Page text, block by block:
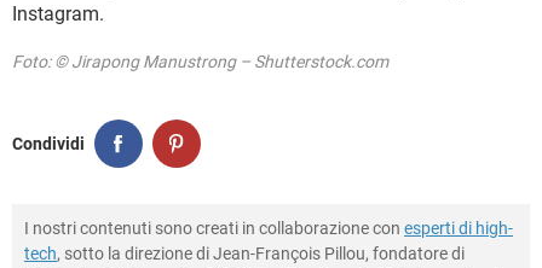
Instagram.
Foto: © Jirapong Manustrong – Shutterstock.com
Condividi
I nostri contenuti sono creati in collaborazione con esperti di high-
tech, sotto la direzione di Jean-François Pillou, fondatore di